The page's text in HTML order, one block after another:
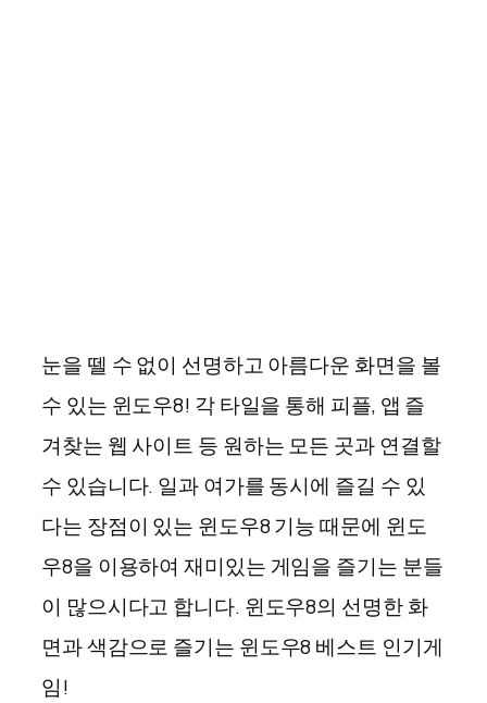
눈을 뗄 수 없이 선명하고 아름다운 화면을 볼
수 있는 윈도우8! 각 타일을 통해 피플, 앱 즐
겨찾는 웹 사이트 등 원하는 모든 곳과 연결할
수 있습니다. 일과 여가를 동시에 즐길 수 있
다는 장점이 있는 윈도우8 기능 때문에 윈도
우8을 이용하여 재미있는 게임을 즐기는 분들
이 많으시다고 합니다. 윈도우8의 선명한 화
면과 색감으로 즐기는 윈도우8 베스트 인기게
임!